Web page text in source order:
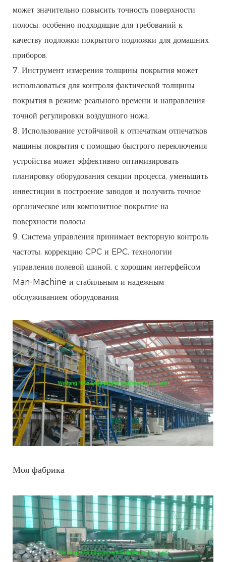
может значительно повысить точность поверхности
полосы, особенно подходящие для требований к
качеству подложки покрытого подложки для домашних
приборов.
7. Инструмент измерения толщины покрытия может
использоваться для контроля фактической толщины
покрытия в режиме реального времени и направления
точной регулировки воздушного ножа.
8. Использование устойчивой к отпечаткам отпечатков
машины покрытия с помощью быстрого переключения
устройства может эффективно оптимизировать
планировку оборудования секции процесса, уменьшить
инвестиции в построение заводов и получить точное
органическое или композитное покрытие на
поверхности полосы.
9. Система управления принимает векторную контроль
частоты, коррекцию CPC и EPC, технологии
управления полевой шиной, с хорошим интерфейсом
Man-Machine и стабильным и надежным
обслуживанием оборудования.
Моя фабрика